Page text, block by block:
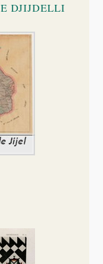
DJIJDELLI